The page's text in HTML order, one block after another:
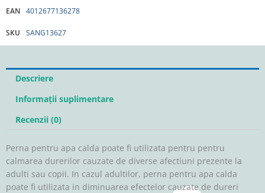
EAN 4012677136278
SKU SANG13627
Descriere
Informații suplimentare
Recenzii (0)
Perna pentru apa calda poate fi utilizata pentru pentru
calmarea durerilor cauzate de diverse afectiuni prezente la
adulti sau copii. In cazul adultilor, perna pentru apa calda
poate fi utilizata in diminuarea efectelor cauzate de dureri